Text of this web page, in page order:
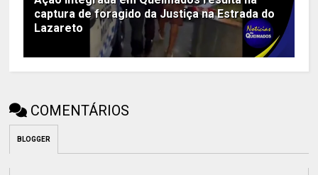
captura de foragido da Justiça na Estrada do
Lazareto
COMENTÁRIOS
BLOGGER